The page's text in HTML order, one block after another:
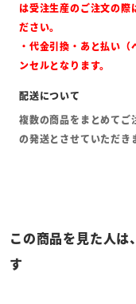
は受注生産のご注文の際
ださい。
・代金引換・あと払い
ンセルとなります。
複数の商品をまとめてご
の発送とさせていただき
この商品を見た人は
す